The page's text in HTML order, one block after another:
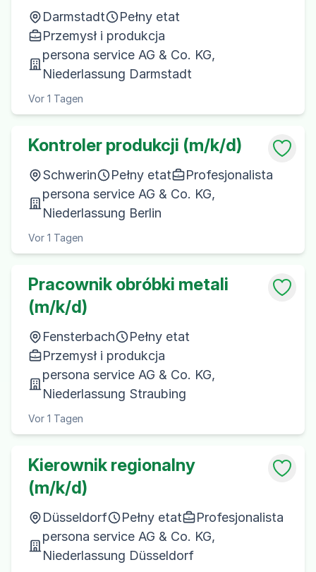
Darmstadt
Pełny etat
Przemysł i produkcja
persona service AG & Co. KG,
Niederlassung Darmstadt
Vor 1 Tagen
Kontroler produkcji (m/k/d)
Schwerin Pełny etat
Profesjonalista
persona service AG & Co. KG,
Niederlassung Berlin
Vor 1 Tagen
Pracownik obróbki metali
(m/k/d)
Fensterbach
Pełny etat
Przemysł i produkcja
persona service AG & Co. KG,
Niederlassung Straubing
Vor 1 Tagen
Kierownik regionalny
(m/k/d)
Düsseldorf Pełny etat
Profesjonalista
persona service AG & Co. KG,
Niederlassung Düsseldorf